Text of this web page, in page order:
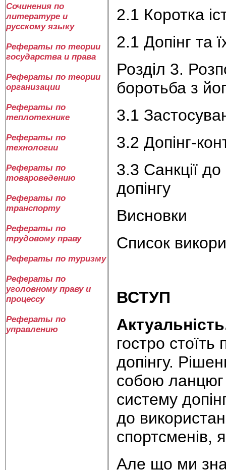
Сочинения по
литературе и
русскому языку
Рефераты по теории
государства и права
Рефераты по теории
организации
Рефераты по
теплотехнике
Рефераты по
технологии
Рефераты по
товароведению
Рефераты по
транспорту
Рефераты по
трудовому праву
Рефераты по туризму
Рефераты по
уголовному праву и
процессу
Рефераты по
управлению
2.1 Коротка
2.1 Допінг та
Розділ 3.
боротьба з
3.1
3.2 Допінг-
3.3 Санкції
допінгу
Висновки
Список
ВСТУП
гостро
допінгу.
собою ланцюг
систему
до
спортсменів,
Але що ми